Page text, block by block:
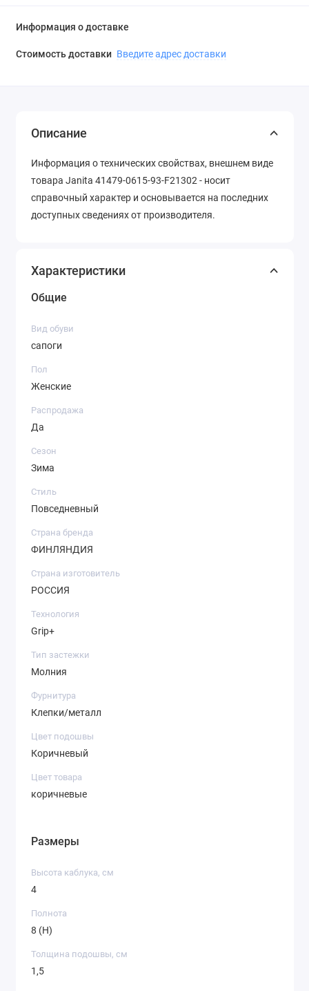
Информация о доставке
Стоимость доставки Введите адрес доставки
Описание
Информация о технических свойствах, внешнем виде
товара Janita 41479-0615-93-F21302 - носит
справочный характер и основывается на последних
доступных сведениях от производителя.
Характеристики
Общие
Вид обуви
сапоги
Пол
Женские
Распродажа
Да
Сезон
Зима
Стиль
Повседневный
Страна бренда
ФИНЛЯНДИЯ
Страна изготовитель
РОССИЯ
Технология
Grip+
Тип застежки
Молния
Фурнитура
Клепки/металл
Цвет подошвы
Коричневый
Цвет товара
коричневые
Размеры
Высота каблука, см
4
Полнота
8 (H)
Толщина подошвы, см
1,5